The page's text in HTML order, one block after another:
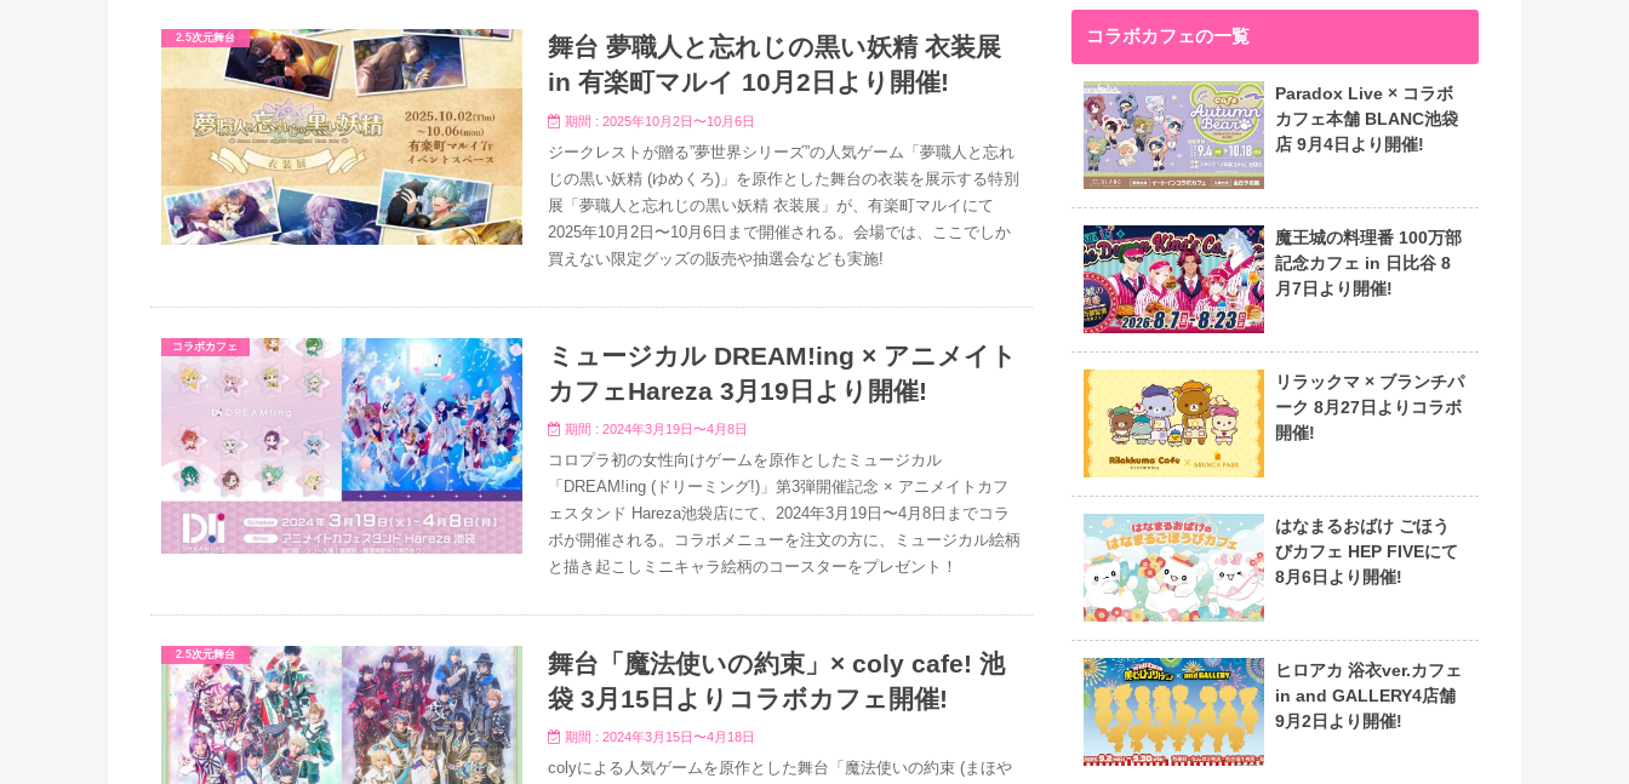
2.5次元舞台
舞台 夢職人と忘れじの黒い妖精 衣装展
in 有楽町マルイ 10月2日より開催!
期間 : 2025年10月2日〜10月6日
ジークレストが贈る”夢世界シリーズ”の人気ゲーム「夢職人と忘れ
じの黒い妖精 (ゆめくろ)」を原作とした舞台の衣装を展示する特別
展「夢職人と忘れじの黒い妖精 衣装展」が、有楽町マルイにて
2025年10月2日〜10月6日まで開催される。会場では、ここでしか
買えない限定グッズの販売や抽選会なども実施!
コラボカフェ
ミュージカル DREAM!ing × アニメイト
カフェHareza 3月19日より開催!
期間 : 2024年3月19日〜4月8日
コロプラ初の女性向けゲームを原作としたミュージカル
「DREAM!ing (ドリーミング!)」第3弾開催記念 × アニメイトカフ
ェスタンド Hareza池袋店にて、2024年3月19日〜4月8日までコラ
ボが開催される。コラボメニューを注文の方に、ミュージカル絵柄
と描き起こしミニキャラ絵柄のコースターをプレゼント！
2.5次元舞台
舞台「魔法使いの約束」× coly cafe! 池
袋 3月15日よりコラボカフェ開催!
期間 : 2024年3月15日〜4月18日
colyによる人気ゲームを原作とした舞台「魔法使いの約束 (まほや
コラボカフェの一覧
Paradox Live × コラボ
カフェ本舗 BLANC池袋
店 9月4日より開催!
魔王城の料理番 100万部
記念カフェ in 日比谷 8
月7日より開催!
リラックマ × ブランチパ
ーク 8月27日よりコラボ
開催!
はなまるおばけ ごほう
びカフェ HEP FIVEにて
8月6日より開催!
ヒロアカ 浴衣ver.カフェ
in and GALLERY4店舗
9月2日より開催!